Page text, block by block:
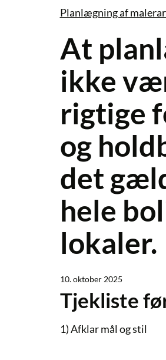
Planlægning af
10. oktober 2025
At
ikke
rigtige
og
det
hele
lokaler.
Tjekliste
1) Afklar mål og stil